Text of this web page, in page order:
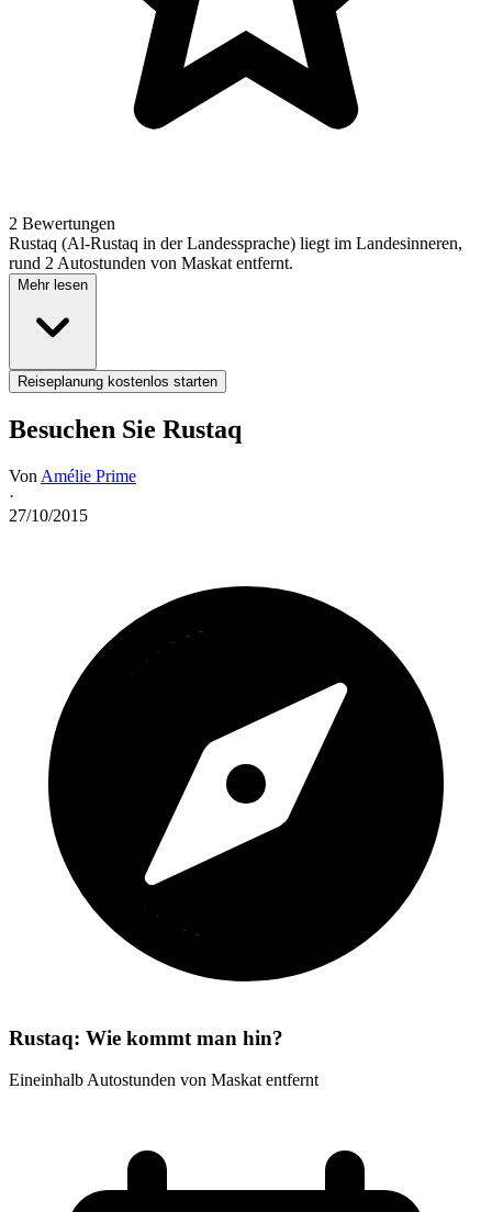
2 Bewertungen
Rustaq (Al-Rustaq in der Landessprache) liegt im Landesinneren,
rund 2 Autostunden von Maskat entfernt.
Mehr lesen
Reiseplanung kostenlos starten
Besuchen Sie Rustaq
Von Amélie Prime
·
27/10/2015
Rustaq: Wie kommt man hin?
Eineinhalb Autostunden von Maskat entfernt